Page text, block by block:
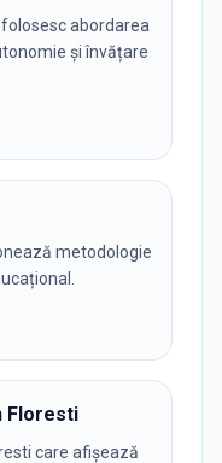
abordarea
și învățare
metodologie
Floresti
care afișează